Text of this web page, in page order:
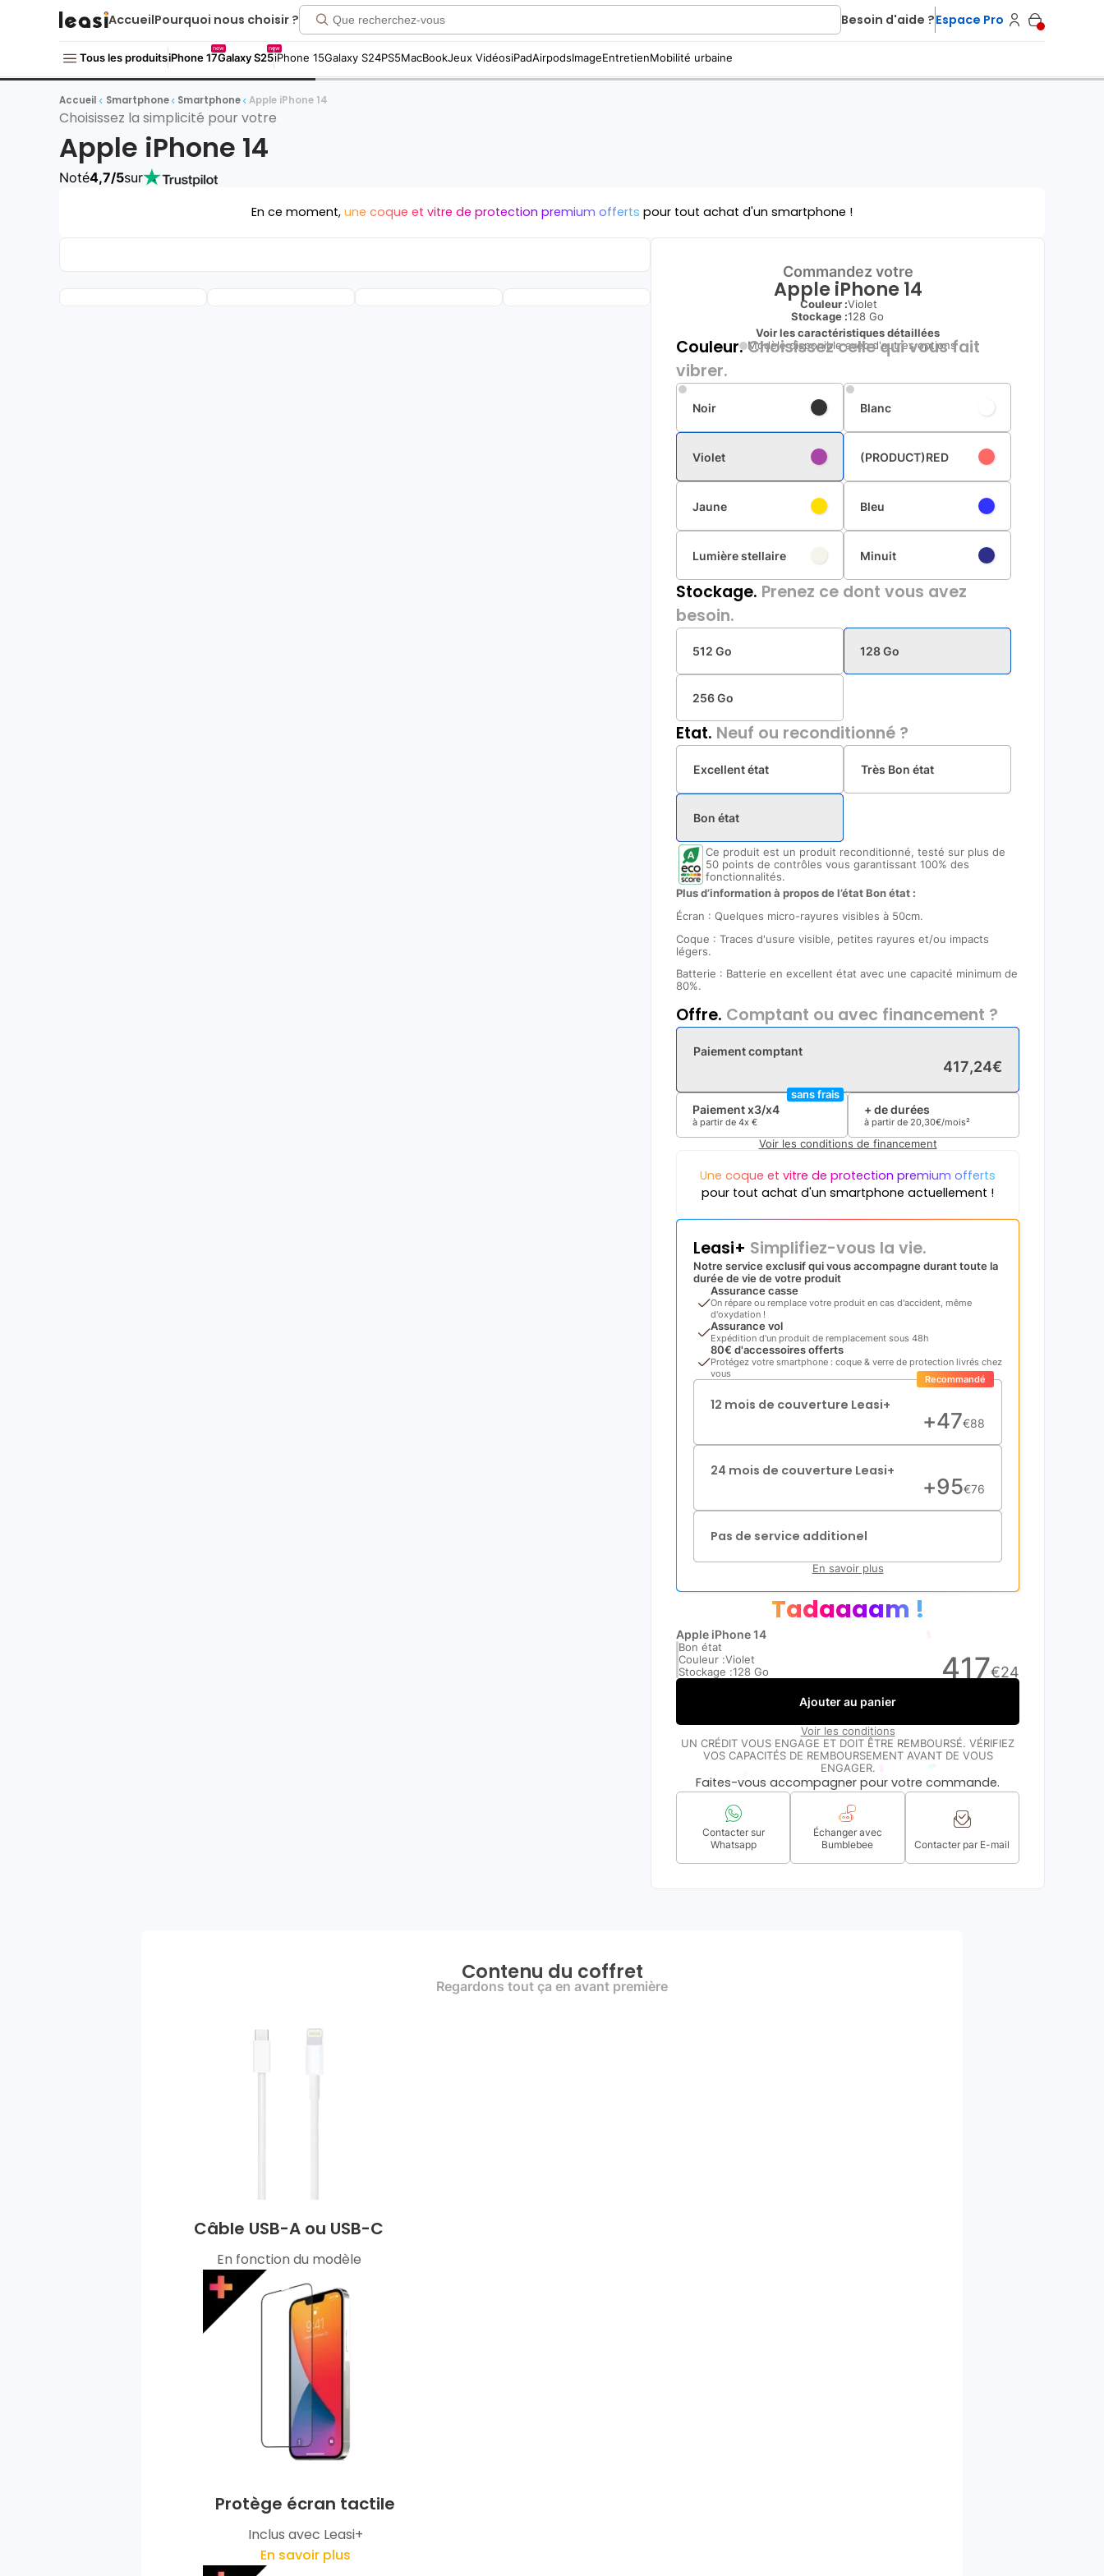
AccueilPourquoi nous choisir ? Besoin d'aide ?Espace Pro
Tous les produitsiPhone 17
new
Galaxy S25
new
iPhone 15Galaxy S24PS5MacBookJeux VidéosiPadAirpodsImageEntretienMobilité urbaine
Accueil Smartphone Smartphone Apple iPhone 14
Choisissez la simplicité pour votre
Apple iPhone 14
Noté4,7/5sur
En ce moment, une coque et vitre de protection premium offerts pour tout achat d'un smartphone !
Commandez votre
Apple iPhone 14
Couleur :Violet
Stockage :128 Go
Voir les caractéristiques détaillées
Modèle disponible avec d'autres options
Couleur.Choisissez celle qui vous fait
vibrer.
Noir Blanc
Violet (PRODUCT)RED
Jaune Bleu
Lumière stellaire Minuit
Stockage. Prenez ce dont vous avez
besoin.
512 Go 128 Go
256 Go
Etat. Neuf ou reconditionné ?
Excellent état Très Bon état
Bon état
Ce produit est un produit reconditionné, testé sur plus de
50 points de contrôles vous garantissant 100% des
fonctionnalités.
Plus d’information à propos de l’état Bon état :
Écran : Quelques micro-rayures visibles à 50cm.
Coque : Traces d'usure visible, petites rayures et/ou impacts
légers.
Batterie : Batterie en excellent état avec une capacité minimum de
80%.
Offre. Comptant ou avec financement ?
Paiement comptant
417,24€
Paiement x3/x4
à partir de 4x €
sans frais
+ de durées
à partir de 20,30€/mois²
Voir les conditions de financement
Une coque et vitre de protection premium offerts
pour tout achat d'un smartphone actuellement !
Leasi+ Simplifiez-vous la vie.
Notre service exclusif qui vous accompagne durant toute la
durée de vie de votre produit
Assurance casse
On répare ou remplace votre produit en cas d'accident, même
d'oxydation !
Assurance vol
Expédition d'un produit de remplacement sous 48h
80€ d'accessoires offerts
Protégez votre smartphone : coque & verre de protection livrés chez
vous
12 mois de couverture Leasi+
+47€88
Recommandé
24 mois de couverture Leasi+
+95€76
Pas de service additionel
En savoir plus
Tadaaaam !
Apple iPhone 14
Bon état
Couleur :Violet
Stockage :128 Go 417€24
Ajouter au panier
Voir les conditions
UN CRÉDIT VOUS ENGAGE ET DOIT ÊTRE REMBOURSÉ. VÉRIFIEZ
VOS CAPACITÉS DE REMBOURSEMENT AVANT DE VOUS
ENGAGER.
Faites-vous accompagner pour votre commande.
Contacter sur
Whatsapp
Échanger avec
Bumblebee
Contacter par E-mail
Contenu du coffret
Regardons tout ça en avant première
Câble USB-A ou USB-C
En fonction du modèle
Protège écran tactile
Inclus avec Leasi+
En savoir plus